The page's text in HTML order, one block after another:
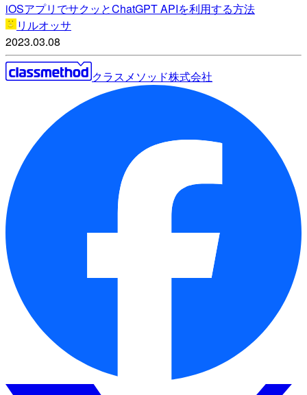
iOSアプリでサクッとChatGPT APIを利用する方法
リルオッサ
2023.03.08
クラスメソッド株式会社